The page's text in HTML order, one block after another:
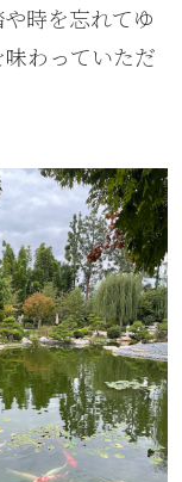
時を忘れてゆ
わっていただ